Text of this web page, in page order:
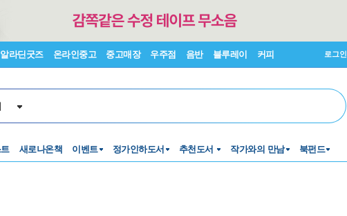
알라딘굿즈 온라인중고 중고매장 우주점 음반 블루레이 커피 로그인
새로나온책 이벤트 정가인하도서 추천도서 작가와의 만남 북펀드